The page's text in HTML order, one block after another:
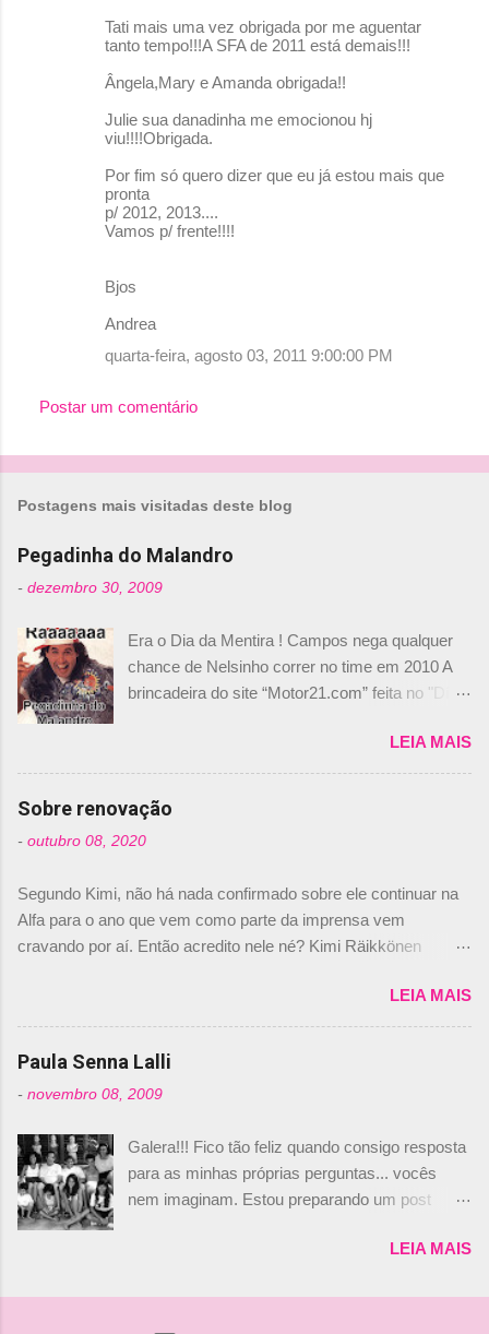
Tati mais uma vez obrigada por me aguentar
tanto tempo!!!A SFA de 2011 está demais!!!
Ângela,Mary e Amanda obrigada!!
Julie sua danadinha me emocionou hj
viu!!!!Obrigada.
Por fim só quero dizer que eu já estou mais que
pronta
p/ 2012, 2013....
Vamos p/ frente!!!!
Bjos
Andrea
quarta-feira, agosto 03, 2011 9:00:00 PM
Postar um comentário
Postagens mais visitadas deste blog
Pegadinha do Malandro
- dezembro 30, 2009
Era o Dia da Mentira ! Campos nega qualquer
chance de Nelsinho correr no time em 2010 A
brincadeira do site “Motor21.com” feita no "Día
de abril –, afirmando que Nelson Piquet havia
comprado 15% das ações da Campos, dando,
com isso, um lugar no time a Nelsinho Piquet,
foi esclarecida de uma vez por todas por
Daniele Audetto, diretor da escuderia. O
não será o companheiro de Bruno Senna em
2010. "Na verdade, nós recebemos uma oferta
de Piquet", admitiu Audetto. “Mas depois de ter
dois brasileiros”, explicou, dizendo ainda que
não tem nada contra o filho do tricampeão
Nelson Piquet. “Ele é um bom piloto, rápido e
experiente.” Audetto disse ainda que a suposta
não corresponde à realidade. “O suposto 15%
de investimento seria menor do que aquilo que
outros pilotos podem trazer: italianos, r...
LEIA MAIS
Sobre renovação
- outubro 08, 2020
Segundo Kimi, não há nada confirmado sobre ele continuar na
Alfa para o ano que vem como parte da imprensa vem
cravando por aí. Então acredito nele né? Kimi Räikkönen
truth but I’ve never had an option in my contract so that’s
should, pretty much, tell you that it’s not true." #Kimi7 #EifelGP
#AlfaRomeoRacing pic.twitter.com/77EDVn39Ia — Kimi
Romain falando sobre o fato do Iceman estar há tantos anos na
@RGrosjean ! #EifelGP 🇩🇪 #F1
pic.twitter.com/GSAu1LWnwW — Formula 1 (@F1) October 8,
2020 Beijinhos, Ludy
LEIA MAIS
Paula Senna Lalli
- novembro 08, 2009
Galera!!! Fico tão feliz quando consigo resposta
para as minhas próprias perguntas... vocês
nem imaginam. Estou preparando um post
nunca falei sobre ela, aqui no Octeto. No meio
aqui: Na época, rendeu um burburinho, porque
LEIA MAIS